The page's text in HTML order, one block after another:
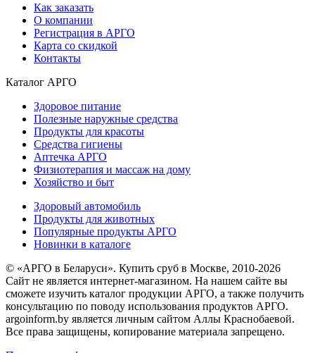
Как заказать
О компании
Регистрация в АРГО
Карта со скидкой
Контакты
Каталог АРГО
Здоровое питание
Полезные наружные средства
Продукты для красоты
Средства гигиены
Аптечка АРГО
Физиотерапия и массаж на дому
Хозяйство и быт
Здоровый автомобиль
Продукты для животных
Популярные продукты АРГО
Новинки в каталоге
© «АРГО в Беларуси». Купить сруб в Москве, 2010-2026
Cайт не является интернет-магазином. На нашем сайте вы
сможете изучить каталог продукции АРГО, а также получить
консультацию по поводу использования продуктов АРГО.
argoinform.by является личным сайтом Аллы Краснобаевой.
Все права защищены, копирование материала запрещено.